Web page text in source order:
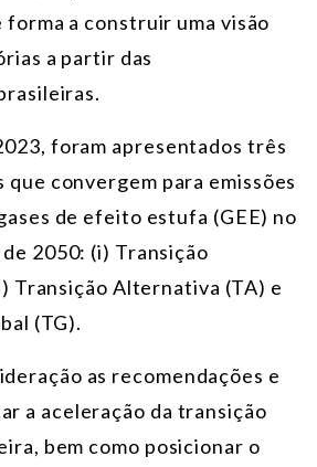
forma a construir uma visão
a partir das
foram apresentados três
convergem para emissões
de efeito estufa (GEE) no
2050: (i) Transição
Transição Alternativa (TA) e
(TG).
as recomendações e
a aceleração da transição
bem como posicionar o